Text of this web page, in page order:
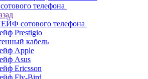
телефона
сотового телефона
Prestigio
кабель
Apple
Asus
Ericsson
Fly-Bird